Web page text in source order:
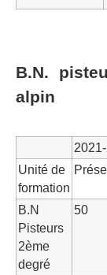
B.N.
alpin
Unité de
formation
B.N
Pisteurs
2ème
degré
50